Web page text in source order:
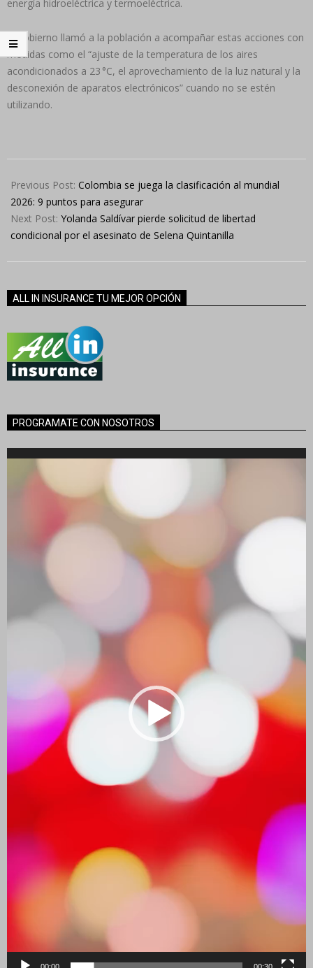
energía hidroeléctrica y termoeléctrica.
El gobierno llamó a la población a acompañar estas acciones con
medidas como el “ajuste de la temperatura de los aires
acondicionados a 23 °C, el aprovechamiento de la luz natural y la
desconexión de aparatos electrónicos” cuando no se estén
utilizando.
03-
27
Previous Post: Colombia se juega la clasificación al mundial
2026: 9 puntos para asegurar
Next Post: Yolanda Saldívar pierde solicitud de libertad
condicional por el asesinato de Selena Quintanilla
ALL IN INSURANCE TU MEJOR OPCIÓN
PROGRAMATE CON NOSOTROS
Reproductor